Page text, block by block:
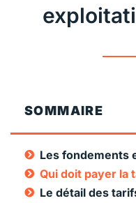
SOMMAIRE
Les fondements
Qui doit payer la
Le détail des